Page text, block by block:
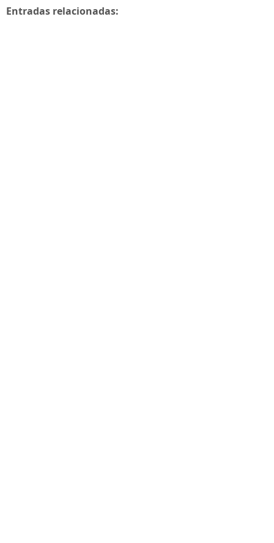
Entradas relacionadas: